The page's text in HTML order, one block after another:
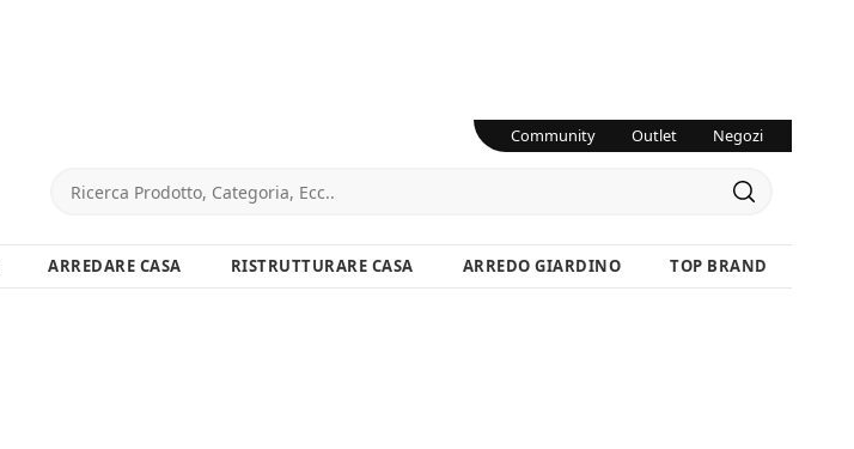
Community Outlet Negozi
ARREDARE CASA RISTRUTTURARE CASA ARREDO GIARDINO TOP BRAND